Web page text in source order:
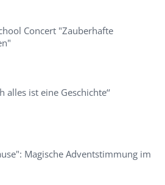
Concert "Zauberhafte
alles ist eine Geschichte‘‘
Magische Adventstimmung im